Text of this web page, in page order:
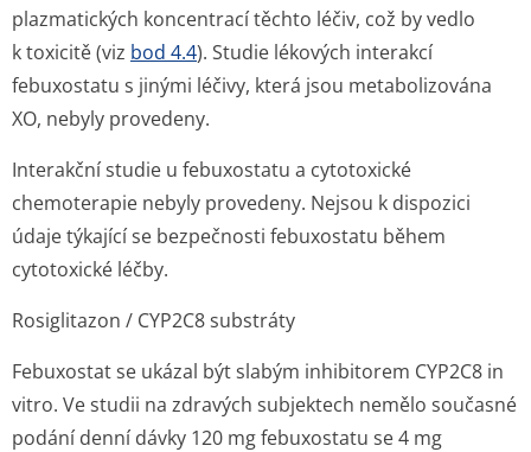
plazmatických koncentrací těchto léčiv, což by vedlo
k toxicitě (viz bod 4.4). Studie lékových interakcí
febuxostatu s jinými léčivy, která jsou metabolizována
XO, nebyly provedeny.
Interakční studie u febuxostatu a cytotoxické
chemoterapie nebyly provedeny. Nejsou k dispozici
údaje týkající se bezpečnosti febuxostatu během
cytotoxické léčby.
Rosiglitazon / CYP2C8 substráty
Febuxostat se ukázal být slabým inhibitorem CYP2C8 in
vitro. Ve studii na zdravých subjektech nemělo současné
podání denní dávky 120 mg febuxostatu se 4 mg